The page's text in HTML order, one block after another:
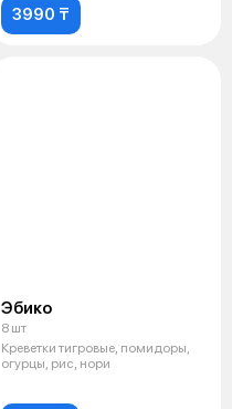
3990 ₸
Эбико
8 шт
Креветки тигровые, помидоры,
огурцы, рис, нори